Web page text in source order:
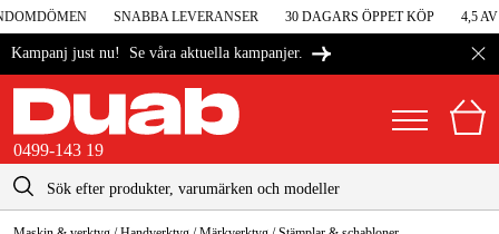
SNABBA LEVERANSER 30 DAGARS ÖPPET KÖP 4,5 AV
Kampanj just nu! Se våra aktuella kampanjer.
0499-143 19
kontakt@duab.se